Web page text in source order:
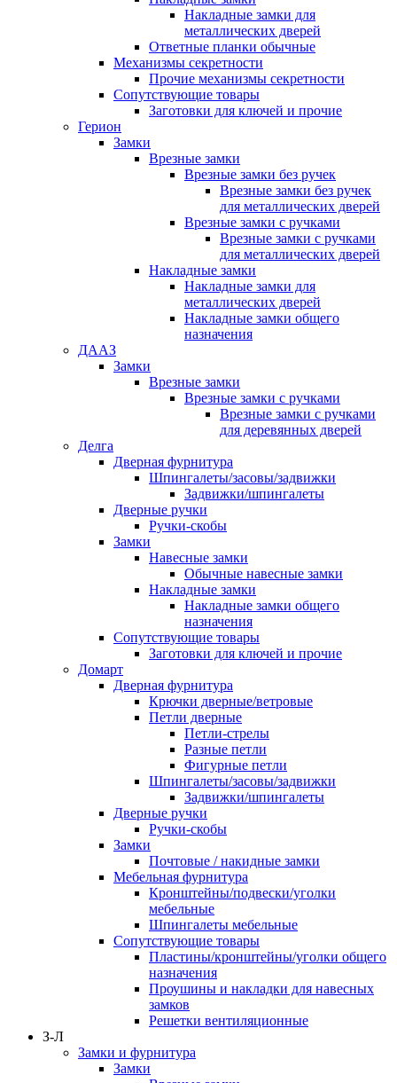
Накладные замки для
металлических дверей
Ответные планки обычные
Механизмы секретности
Прочие механизмы секретности
Сопутствующие товары
Заготовки для ключей и прочие
Герион
Замки
Врезные замки
Врезные замки без ручек
Врезные замки без ручек
для металлических дверей
Врезные замки с ручками
Врезные замки с ручками
для металлических дверей
Накладные замки
Накладные замки для
металлических дверей
Накладные замки общего
назначения
ДААЗ
Замки
Врезные замки
Врезные замки с ручками
Врезные замки с ручками
для деревянных дверей
Делга
Дверная фурнитура
Шпингалеты/засовы/задвижки
Задвижки/шпингалеты
Дверные ручки
Ручки-скобы
Замки
Навесные замки
Обычные навесные замки
Накладные замки
Накладные замки общего
назначения
Сопутствующие товары
Заготовки для ключей и прочие
Домарт
Дверная фурнитура
Крючки дверные/ветровые
Петли дверные
Петли-стрелы
Разные петли
Фигурные петли
Шпингалеты/засовы/задвижки
Задвижки/шпингалеты
Дверные ручки
Ручки-скобы
Замки
Почтовые / накидные замки
Мебельная фурнитура
Кронштейны/подвески/уголки
мебельные
Шпингалеты мебельные
Сопутствующие товары
Пластины/кронштейны/уголки общего
назначения
Проушины и накладки для навесных
замков
Решетки вентиляционные
З-Л
Замки и фурнитура
Замки